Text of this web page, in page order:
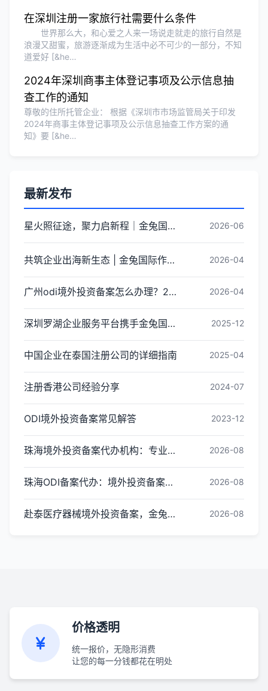
在深圳注册一家旅行社需要什么条件
世界那么大，和心爱之人来一场说走就走的旅行自然是
浪漫又甜蜜，旅游逐渐成为生活中必不可少的一部分，不知
道爱好 [&he…
2024年深圳商事主体登记事项及公示信息抽
查工作的通知
尊敬的住所托管企业： 根据《深圳市市场监管局关于印发
2024年商事主体登记事项及公示信息抽查工作方案的通
知》要 [&he…
最新发布
星火照征途，聚力启新程｜金兔国际井冈山红色研学团建圆满收官 2026-06
共筑企业出海新生态 | 金兔国际作为代表单位亮相宝安区出海服务中心揭牌仪式 2026-04
广州odi境外投资备案怎么办理？2026年最新流程详解 2026-04
深圳罗湖企业服务平台携手金兔国际ODI备案专家,共建跨境出海全链条服务新生态 2025-12
中国企业在泰国注册公司的详细指南 2025-04
注册香港公司经验分享 2024-07
ODI境外投资备案常见解答 2023-12
珠海境外投资备案代办机构：专业ODI备案申报团队 2026-08
珠海ODI备案代办：境外投资备案全流程一站式服务 2026-08
赴泰医疗器械境外投资备案，金兔国际全链路ODI备案代办指南 2026-08
价格透明
统一报价，无隐形消费
让您的每一分钱都花在明处